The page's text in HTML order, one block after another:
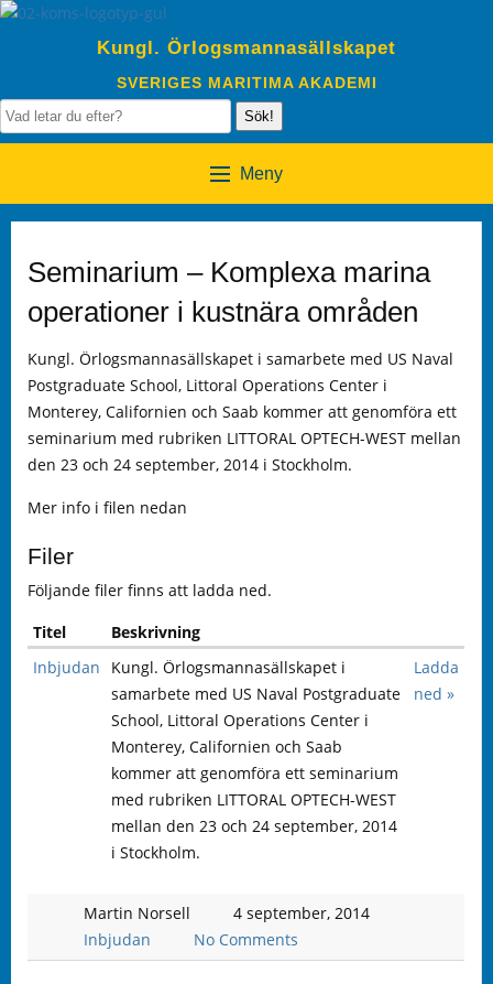
Kungl. Örlogsmannasällskapet
SVERIGES MARITIMA AKADEMI
Sök!
Meny
Seminarium – Komplexa marina
operationer i kustnära områden
Kungl. Örlogsmannasällskapet i samarbete med US Naval
Postgraduate School, Littoral Operations Center i
Monterey, Californien och Saab kommer att genomföra ett
seminarium med rubriken LITTORAL OPTECH-WEST mellan
den 23 och 24 september, 2014 i Stockholm.
Mer info i filen nedan
Filer
Följande filer finns att ladda ned.
Titel
Beskrivning
Inbjudan
Kungl. Örlogsmannasällskapet i
samarbete med US Naval Postgraduate
School, Littoral Operations Center i
Monterey, Californien och Saab
kommer att genomföra ett seminarium
med rubriken LITTORAL OPTECH-WEST
mellan den 23 och 24 september, 2014
i Stockholm.
Ladda
ned »
Martin Norsell
4 september, 2014
Inbjudan
No Comments